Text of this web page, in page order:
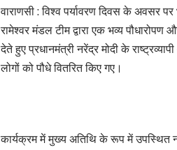
वाराणसी : विश्व पर्यावरण दिवस के अवसर
रामेश्वर मंडल टीम द्वारा एक भव्य
देते हुए प्रधानमंत्री नरेंद्र मोदी के
लोगों को पौधे वितरित किए गए।
कार्यक्रम में मुख्य अतिथि के रूप में उपस्थित